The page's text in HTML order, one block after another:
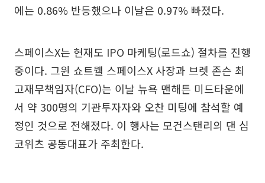
에는 0.86% 반등했으나 이날은 0.97% 빠졌다.
스페이스X는 현재도 IPO 마케팅(로드쇼) 절차를 진행
중이다. 그윈 쇼트웰 스페이스X 사장과 브렛 존슨 최
고재무책임자(CFO)는 이날 뉴욕 맨해튼 미드타운에
서 약 300명의 기관투자자와 오찬 미팅에 참석할 예
정인 것으로 전해졌다. 이 행사는 모건스탠리의 댄 심
코위츠 공동대표가 주최한다.